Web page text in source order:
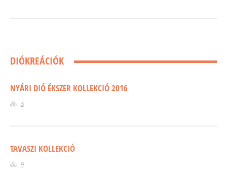
DIÓKREÁCIÓK
NYÁRI DIÓ ÉKSZER KOLLEKCIÓ 2016
3
TAVASZI KOLLEKCIÓ
9